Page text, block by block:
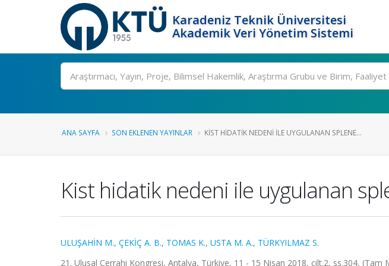
Karadeniz Teknik Üniversitesi
Akademik Veri Yönetim Sistemi
Ara
ANA SAYFA SON EKLENEN YAYINLAR KIST HIDATIK NEDENI ILE UYGULANAN SPLENE...
Kist hidatik nedeni ile uygulanan
ULUŞAHİN M., ÇEKİÇ A. B., TOMAS K., USTA M. A., TÜRKYILMAZ S.
21. Ulusal Cerrahi Kongresi, Antalya, Türkiye, 11 - 15 Nisan 2018, cilt.2, ss.304, (Tam